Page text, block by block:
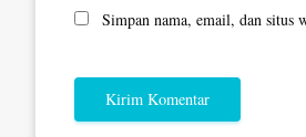
Simpan nama, email, dan situs